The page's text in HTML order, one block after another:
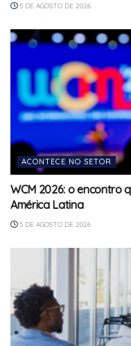
5 DE AGOSTO DE 2026
ACONTECE NO SETOR
WCM 2026: o encontro
América Latina
5 DE AGOSTO DE 2026